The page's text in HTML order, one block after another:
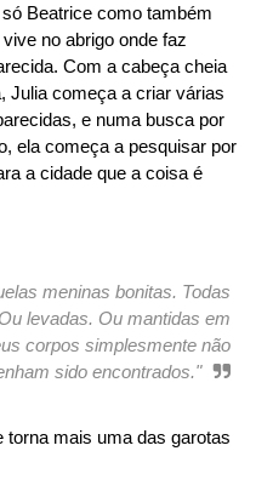
Beatrice como também
no abrigo onde faz
Com a cabeça cheia
Julia começa a criar várias
e numa busca por
ela começa a pesquisar por
a cidade que a coisa é
meninas bonitas. Todas
levadas. Ou mantidas em
corpos simplesmente não
sido encontrados."
torna mais uma das garotas